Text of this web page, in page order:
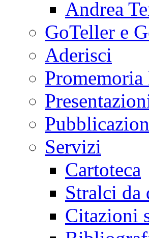
Andrea
GoTeller e
Aderisci
Promemoria
Servizi
Cartoteca
Stralci
Citazioni